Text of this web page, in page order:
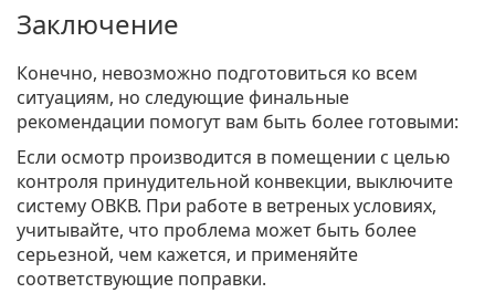
Заключение
Конечно, невозможно подготовиться ко всем
ситуациям, но следующие финальные
рекомендации помогут вам быть более готовыми:
Если осмотр производится в помещении с целью
контроля принудительной конвекции, выключите
систему ОВКВ. При работе в ветреных условиях,
учитывайте, что проблема может быть более
серьезной, чем кажется, и применяйте
соответствующие поправки.